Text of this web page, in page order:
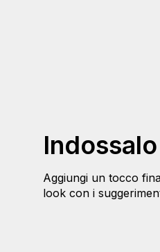
Aggiungi un tocco
look con i